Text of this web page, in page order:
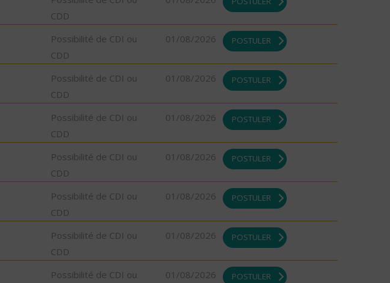
CDD
Possibilité de CDI ou
CDD
01/08/2026 POSTULER
Possibilité de CDI ou
CDD
01/08/2026 POSTULER
Possibilité de CDI ou
CDD
01/08/2026 POSTULER
Possibilité de CDI ou
CDD
01/08/2026 POSTULER
Possibilité de CDI ou
CDD
01/08/2026 POSTULER
Possibilité de CDI ou
CDD
01/08/2026 POSTULER
Possibilité de CDI ou
01/08/2026 POSTULER